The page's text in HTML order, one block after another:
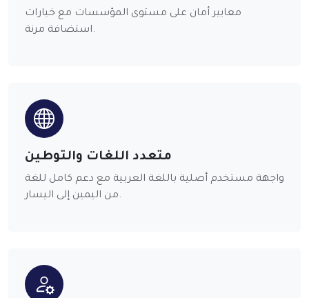
معايير أمان على مستوى المؤسسات مع خيارات
استضافة مرنة.
متعدد اللغات والتوطين
واجهة مستخدم أصلية باللغة العربية مع دعم كامل للغة
من اليمين إلى اليسار.